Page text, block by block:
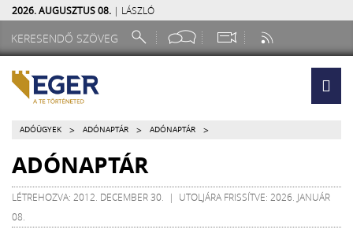
2026. AUGUSZTUS 08. | LÁSZLÓ
ADÓÜGYEK > ADÓNAPTÁR > ADÓNAPTÁR >
ADÓNAPTÁR
LÉTREHOZVA: 2012. DECEMBER 30. | UTOLJÁRA FRISSÍTVE: 2026. JANUÁR
08.